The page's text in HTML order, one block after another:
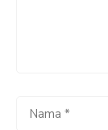
Nama